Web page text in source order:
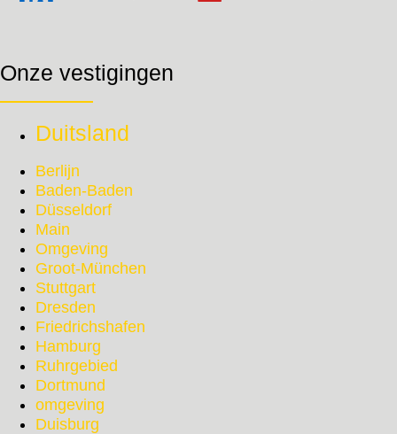
Onze vestigingen
Duitsland
Berlijn
Baden-Baden
Düsseldorf
Main
Omgeving
Groot-München
Stuttgart
Dresden
Friedrichshafen
Hamburg
Ruhrgebied
Dortmund
omgeving
Duisburg